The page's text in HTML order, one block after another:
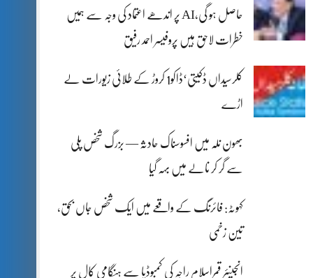
حاصل ہو گی،AI پر اندھے اعتماد کی وجہ سے ہمیں
خطرات لاحق ہیں پروفیسر احمد رفیق
کلرسیداں ڈکیتی‘ڈاکو1 کروڑ کے طلائی زیورات لے
اڑے
بھون نلہ میں افسوسناک حادثہ — بزرگ شخص پلی
سے گر کر نالے میں بہہ گیا
کہوٹہ: فائرنگ کے واقعے میں ایک شخص جاں بحق،
تین زخمی
انجینئر قمراسلام راجہ کی کمبوڈیا سے ہنگامی کال پر